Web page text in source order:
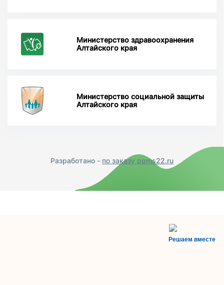
Министерство здравоохранения
Алтайского края
Министерство социальной защиты
Алтайского края
Разработано - по заказу ppms22.ru
Решаем вместе